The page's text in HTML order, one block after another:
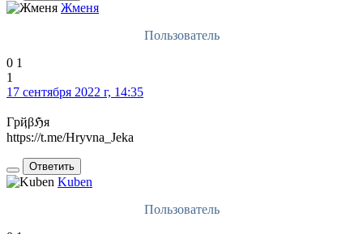
Жменя
Пользователь
0 1
1
17 сентября 2022 г, 14:35
Гpҋβℌя
https://t.me/Hryvna_Jeka
Ответить
Kuben
Пользователь